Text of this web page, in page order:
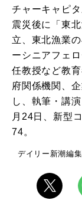
チャーキャピ
震災後に「東
立、東北漁業
ーシニアフェ
任教授など教
府関係機関、
し、執筆・講
月24日、新型
74。
デイリー新潮編